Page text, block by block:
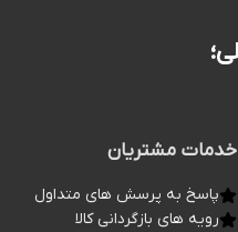
خدمات مشتریان
پاسخ به پرسش های متداول
رویه های بازگردانی کالا